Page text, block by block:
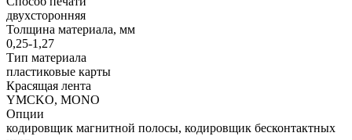
двухсторонняя
Толщина материала, мм
0,25-1,27
Тип материала
пластиковые карты
Красящая лента
YMCKO, MONO
Опции
кодировщик магнитной полосы, кодировщик бесконтактных